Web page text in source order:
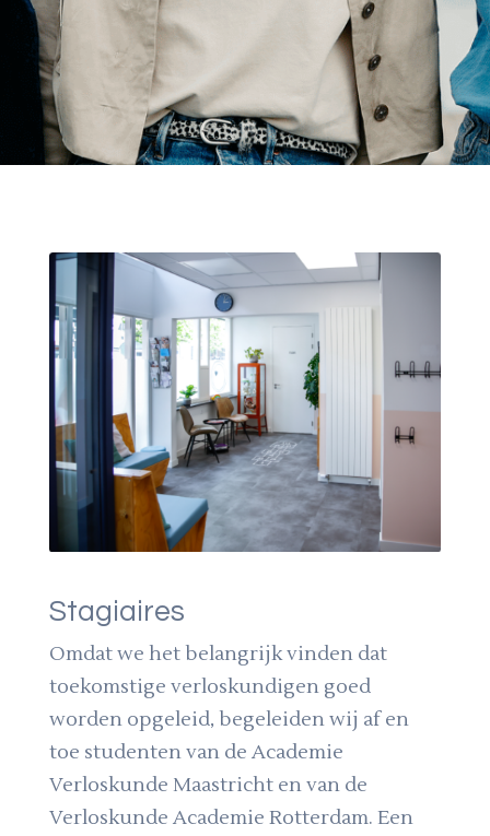
Stagiaires
Omdat we het belangrijk vinden dat
toekomstige verloskundigen goed
worden opgeleid, begeleiden wij af en
toe studenten van de Academie
Verloskunde Maastricht en van de
Verloskunde Academie Rotterdam. Een